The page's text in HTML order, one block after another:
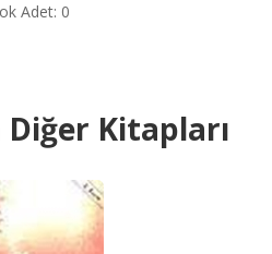
Adet: 0
Diğer Kitapları